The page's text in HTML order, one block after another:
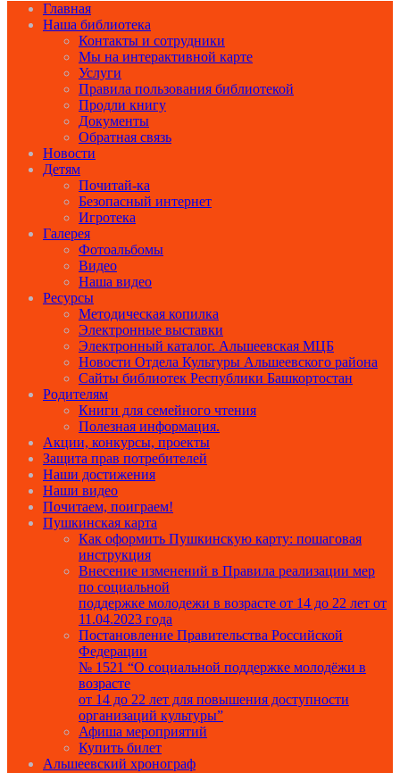
Главная
Наша библиотека
Контакты и сотрудники
Мы на интерактивной карте
Услуги
Правила пользования библиотекой
Продли книгу
Документы
Обратная связь
Новости
Детям
Почитай-ка
Безопасный интернет
Игротека
Галерея
Фотоальбомы
Видео
Наша видео
Ресурсы
Методическая копилка
Электронные выставки
Электронный каталог. Альшеевская МЦБ
Новости Отдела Культуры Альшеевского района
Сайты библиотек Республики Башкортостан
Родителям
Книги для семейного чтения
Полезная информация.
Акции, конкурсы, проекты
Защита прав потребителей
Наши достижения
Наши видео
Почитаем, поиграем!
Пушкинская карта
Как оформить Пушкинскую карту: пошаговая
инструкция
Внесение изменений в Правила реализации мер
по социальной
поддержке молодежи в возрасте от 14 до 22 лет от
11.04.2023 года
Постановление Правительства Российской
Федерации
№ 1521 “О социальной поддержке молодёжи в
возрасте
от 14 до 22 лет для повышения доступности
организаций культуры”
Афиша мероприятий
Купить билет
Альшеевский хронограф